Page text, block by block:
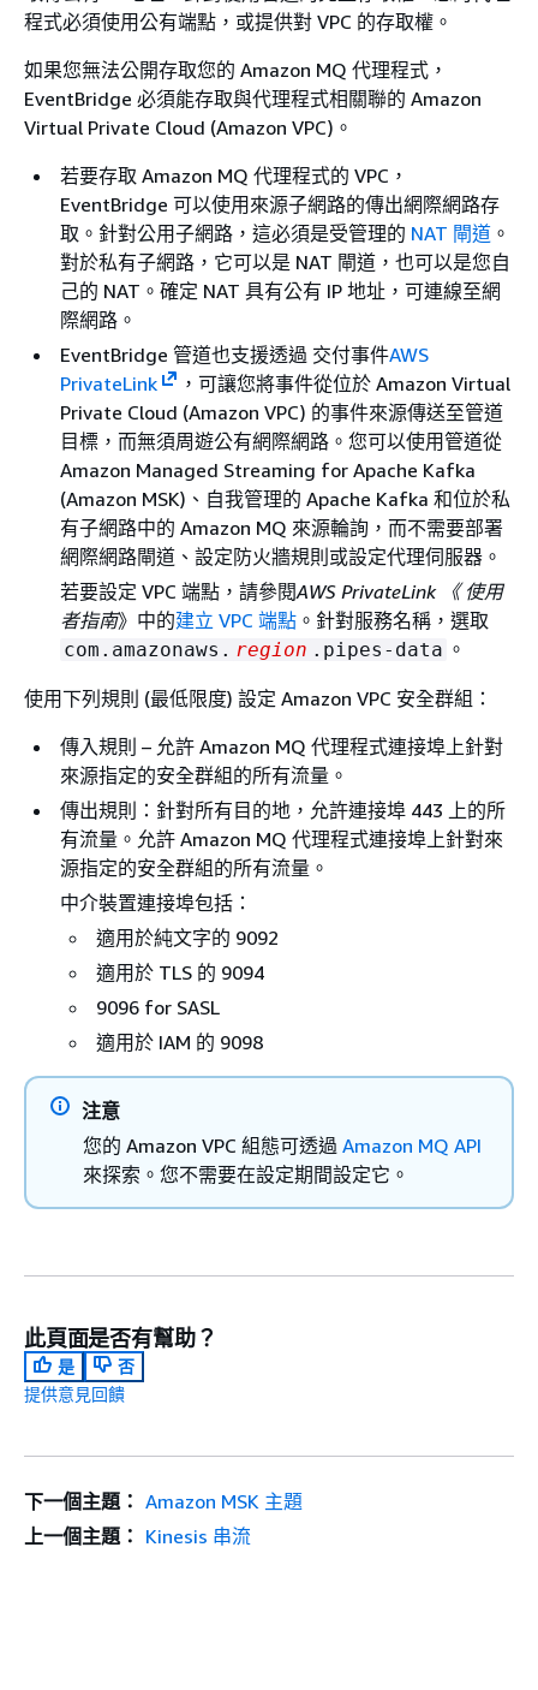
程式必須使用公有端點，或提供對 VPC 的存取權。
如果您無法公開存取您的 Amazon MQ 代理程式，
EventBridge 必須能存取與代理程式相關聯的 Amazon
Virtual Private Cloud (Amazon VPC)。
若要存取 Amazon MQ 代理程式的 VPC，
EventBridge 可以使用來源子網路的傳出網際網路存
取。針對公用子網路，這必須是受管理的 NAT 閘道 。
對於私有子網路，它可以是 NAT 閘道，也可以是您自
己的 NAT。確定 NAT 具有公有 IP 地址，可連線至網
際網路。
EventBridge 管道也支援透過 交付事件AWS
PrivateLink
，可讓您將事件從位於 Amazon Virtual
Private Cloud (Amazon VPC) 的事件來源傳送至管道
目標，而無須周遊公有網際網路。您可以使用管道從
Amazon Managed Streaming for Apache Kafka
(Amazon MSK)、自我管理的 Apache Kafka 和位於私
有子網路中的 Amazon MQ 來源輪詢，而不需要部署
網際網路閘道、設定防火牆規則或設定代理伺服器。
若要設定 VPC 端點，請參閱AWS PrivateLink 《 使用
者指南》中的建立 VPC 端點 。針對服務名稱，選取
com.amazonaws. region .pipes-data 。
使用下列規則 (最低限度) 設定 Amazon VPC 安全群組：
傳入規則 – 允許 Amazon MQ 代理程式連接埠上針對
來源指定的安全群組的所有流量。
傳出規則：針對所有目的地，允許連接埠 443 上的所
有流量。允許 Amazon MQ 代理程式連接埠上針對來
源指定的安全群組的所有流量。
中介裝置連接埠包括：
適用於純文字的 9092
適用於 TLS 的 9094
9096 for SASL
適用於 IAM 的 9098
注意
您的 Amazon VPC 組態可透過 Amazon MQ API
來探索。您不需要在設定期間設定它。
此頁面是否有幫助？
是
否
提供意見回饋
下一個主題： Amazon MSK 主題
上一個主題： Kinesis 串流